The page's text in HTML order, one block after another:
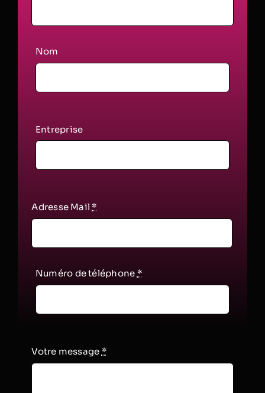
Nom
Entreprise
Adresse Mail *
Numéro de téléphone *
Votre message *